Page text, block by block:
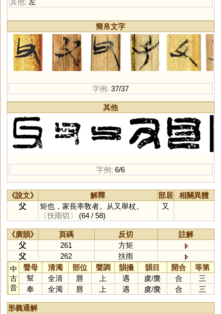
簡帛文字
字例: 37/37
其他
字例: 6/6
《說文》 解釋 部居
相關異體
父
矩也，家長率敎者。从又舉杖。
〔扶雨切〕
(64 / 58)
又
《廣韻》 頁碼 反切
註解
父
261
方矩
父
262
扶雨
中
古
音
聲母 清濁 部位 聲調 韻攝 韻目 開合
等第
幫
全清 唇 上 遇 虞/麌 合
三
奉
全濁 唇 上 遇 虞/麌 合 三
形義通解